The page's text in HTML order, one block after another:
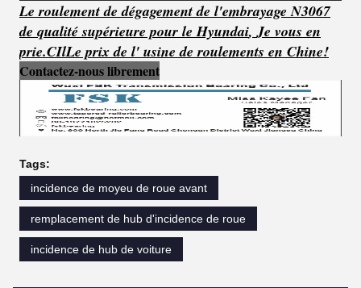
Le roulement de dégagement de l'embrayage N3067
de qualité supérieure pour le Hyundai, Je vous en
prie.CIlLe prix de l' usine de roulements en Chine!
Contactez-nous librement
Tags:
incidence de moyeu de roue avant
remplacement de hub d'incidence de roue
incidence de hub de voiture